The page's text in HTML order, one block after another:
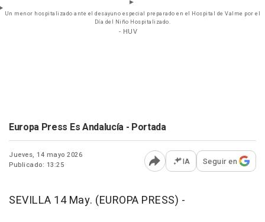
Un menor hospitalizado ante el desayuno especial preparado en el Hospital de Valme por el
Día del Niño Hospitalizado.
- HUV
Europa Press Es Andalucía - Portada
Jueves, 14 mayo 2026
Publicado: 13:25
Abrir opciones para
IA Seguir en
SEVILLA 14 May. (EUROPA PRESS) -